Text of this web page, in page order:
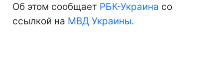
Об этом сообщает РБК-Украина со
ссылкой на МВД Украины.